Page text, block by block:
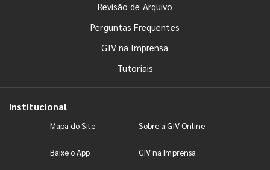
Revisão de Arquivo
Perguntas Frequentes
GIV na Imprensa
Tutoriais
Institucional
Mapa do Site Sobre a GIV Online
Baixe o App GIV na Imprensa